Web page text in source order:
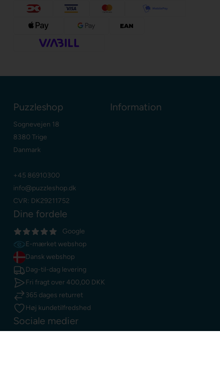
Puzzleshop
Sognevejen 18
8380 Trige
Danmark
+45 86910300
info@puzzleshop.dk
CVR: DK29211752
Information
Dine fordele
Google
E-mærket webshop
Dansk webshop
Dag-til-dag levering
Fri fragt over 400,00 DKK
365 dages returret
Høj kundetilfredshed
Sociale medier